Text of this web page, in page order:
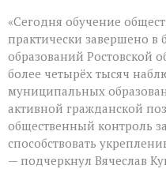
«Сегодня обучение
практически завершено
образований Ростовской
более четырёх тысяч
муниципальных
активной гражданской
общественный контроль
способствовать
— подчеркнул Вячеслав